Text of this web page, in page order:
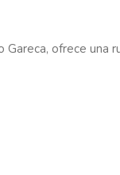
ofrece una